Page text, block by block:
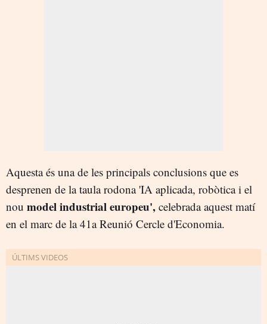
Aquesta és una de les principals conclusions que es
desprenen de la taula rodona 'IA aplicada, robòtica i el
nou model industrial europeu', celebrada aquest matí
en el marc de la 41a Reunió Cercle d'Economia.